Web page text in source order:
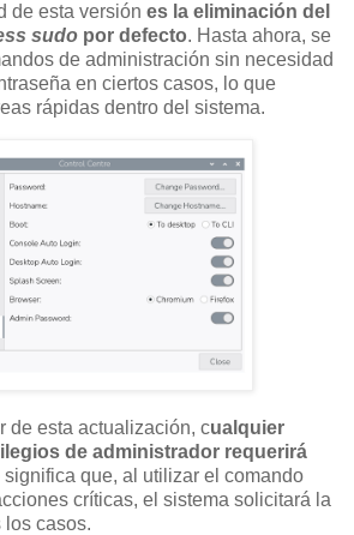
de esta versión es la eliminación del
sudo por defecto. Hasta ahora, se
de administración sin necesidad
en ciertos casos, lo que
rápidas dentro del sistema.
de esta actualización, cualquier
de administrador requerirá
significa que, al utilizar el comando
críticas, el sistema solicitará la
los casos.